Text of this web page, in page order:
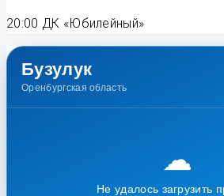
20:00 ДК «Юбилейный»
Бузулук
Оренбургская область
☁
Не удалось загрузить